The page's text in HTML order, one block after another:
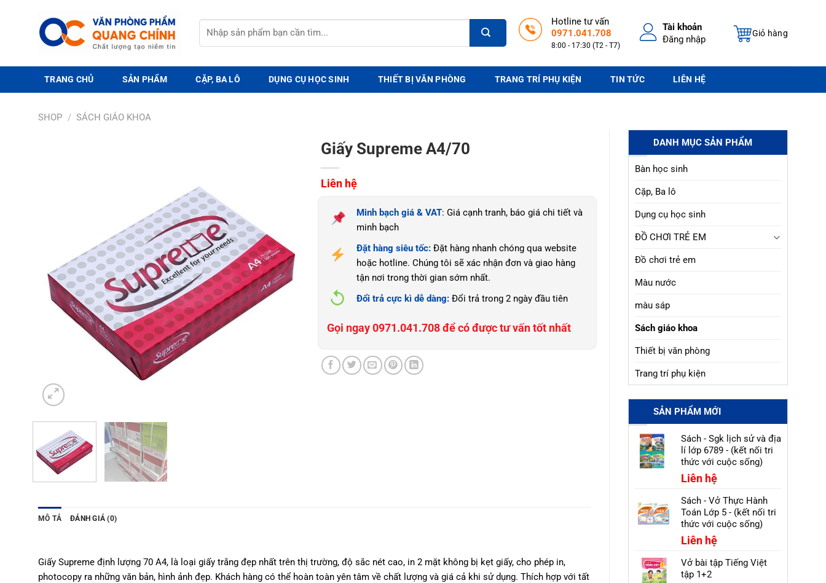
Tìm
kiếm:
Hotline tư vấn
0971.041.708
8:00 - 17:30 (T2 - T7)
Tài khoản
Đăng nhập
Giỏ hàng
TRANG CHỦ SẢN PHẨM CẶP, BA LÔ DỤNG CỤ HỌC SINH THIẾT BỊ VĂN PHÒNG TRANG TRÍ PHỤ KIỆN TIN TỨC LIÊN HỆ
SHOP / SÁCH GIÁO KHOA
DANH MỤC SẢN PHẨM
Bàn học sinh
Cặp, Ba lô
Dụng cụ học sinh
ĐỒ CHƠI TRẺ EM
Đồ chơi trẻ em
Màu nước
màu sáp
Sách giáo khoa
Thiết bị văn phòng
Trang trí phụ kiện
SẢN PHẨM MỚI
Sách - Sgk lịch sử và địa
lí lớp 6789 - (kết nối tri
thức với cuộc sống)
Liên hệ
Sách - Vở Thực Hành
Toán Lớp 5 - (kết nối tri
thức với cuộc sống)
Liên hệ
Vở bài tập Tiếng Việt
tập 1+2
Giấy Supreme A4/70
Liên hệ
Minh bạch giá & VAT: Giá cạnh tranh, báo giá chi tiết và
minh bạch
Đặt hàng siêu tốc:Đặt hàng nhanh chóng qua website
hoặc hotline. Chúng tôi sẽ xác nhận đơn và giao hàng
tận nơi trong thời gian sớm nhất.
Đổi trả cực kì dễ dàng:Đổi trả trong 2 ngày đầu tiên
Gọi ngay 0971.041.708 để có được tư vấn tốt nhất
MÔ TẢ ĐÁNH GIÁ (0)
Giấy Supreme định lượng 70 A4, là loại giấy trắng đẹp nhất trên thị trường, độ sắc nét cao, in 2 mặt không bị kẹt giấy, cho phép in,
photocopy ra những văn bản, hình ảnh đẹp. Khách hàng có thể hoàn toàn yên tâm về chất lượng và giá cả khi sử dụng. Thích hợp với tất